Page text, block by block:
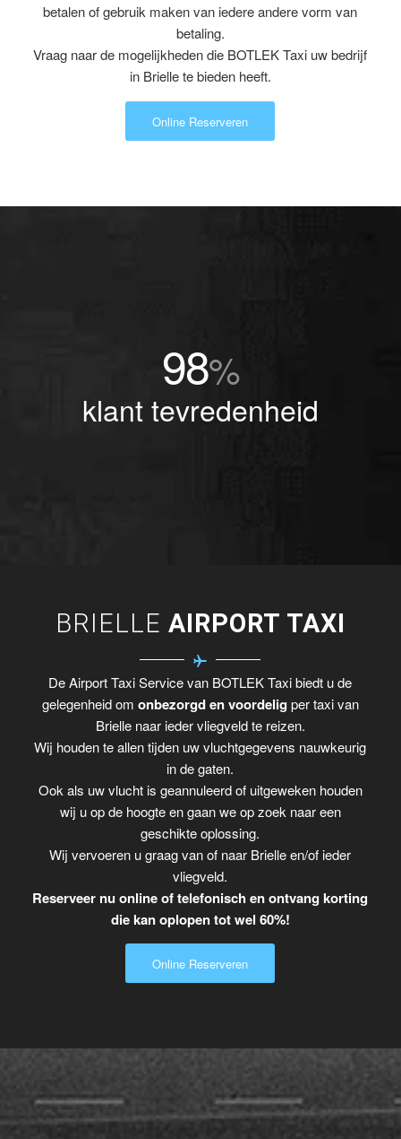
betalen of gebruik maken van iedere andere vorm van
betaling.
Vraag naar de mogelijkheden die BOTLEK Taxi uw bedrijf
in Brielle te bieden heeft.
Online Reserveren
98%
klant tevredenheid
BRIELLE AIRPORT TAXI
De Airport Taxi Service van BOTLEK Taxi biedt u de
gelegenheid om onbezorgd en voordelig per taxi van
Brielle naar ieder vliegveld te reizen.
Wij houden te allen tijden uw vluchtgegevens nauwkeurig
in de gaten.
Ook als uw vlucht is geannuleerd of uitgeweken houden
wij u op de hoogte en gaan we op zoek naar een
geschikte oplossing.
Wij vervoeren u graag van of naar Brielle en/of ieder
vliegveld.
Reserveer nu online of telefonisch en ontvang korting
die kan oplopen tot wel 60%!
Online Reserveren